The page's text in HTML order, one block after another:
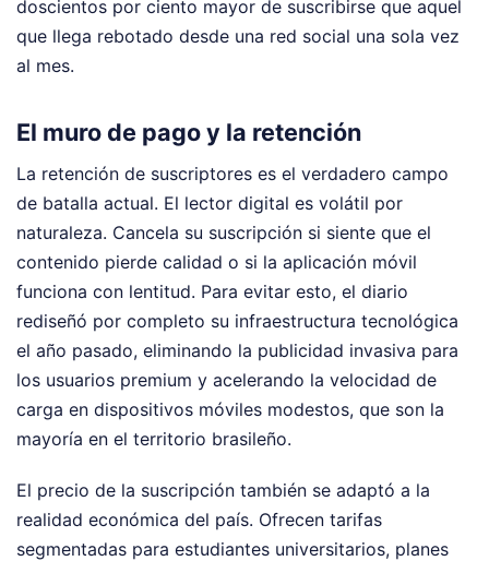
doscientos por ciento mayor de suscribirse que aquel
que llega rebotado desde una red social una sola vez
al mes.
El muro de pago y la retención
La retención de suscriptores es el verdadero campo
de batalla actual. El lector digital es volátil por
naturaleza. Cancela su suscripción si siente que el
contenido pierde calidad o si la aplicación móvil
funciona con lentitud. Para evitar esto, el diario
rediseñó por completo su infraestructura tecnológica
el año pasado, eliminando la publicidad invasiva para
los usuarios premium y acelerando la velocidad de
carga en dispositivos móviles modestos, que son la
mayoría en el territorio brasileño.
El precio de la suscripción también se adaptó a la
realidad económica del país. Ofrecen tarifas
segmentadas para estudiantes universitarios, planes